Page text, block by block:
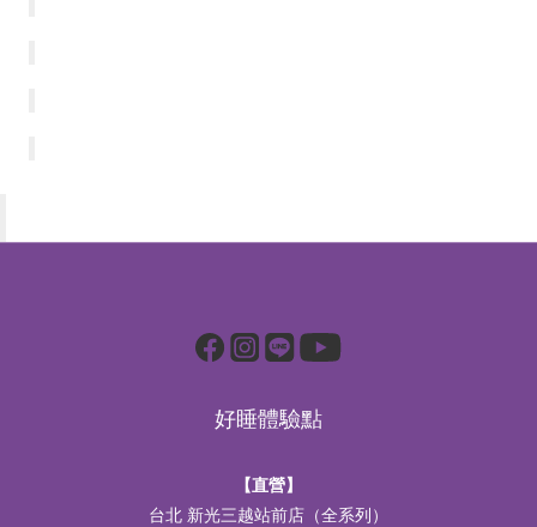
好睡體驗點
【直營】
台北 新光三越站前店（全系列）